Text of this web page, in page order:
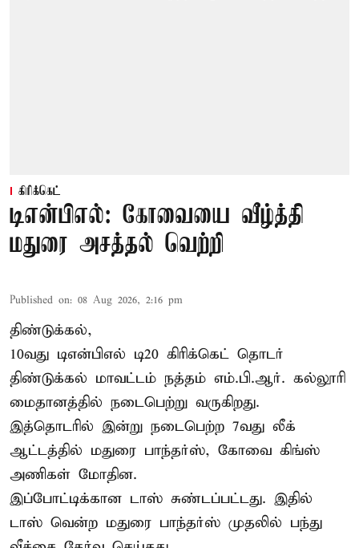
கிரிக்கெட்
டிஎன்பிஎல்: கோவையை வீழ்த்தி
மதுரை அசத்தல் வெற்றி
Published on: 08 Aug 2026, 2:16 pm
திண்டுக்கல்,
10வது டிஎன்பிஎல் டி20 கிரிக்கெட் தொடர்
திண்டுக்கல் மாவட்டம் நத்தம் எம்.பி.ஆர். கல்லூரி
மைதானத்தில் நடைபெற்று வருகிறது.
இத்தொடரில் இன்று நடைபெற்ற 7வது லீக்
ஆட்டத்தில் மதுரை பாந்தர்ஸ், கோவை கிங்ஸ்
அணிகள் மோதின.
இப்போட்டிக்கான டாஸ் சுண்டப்பட்டது. இதில்
டாஸ் வென்ற மதுரை பாந்தர்ஸ் முதலில் பந்து